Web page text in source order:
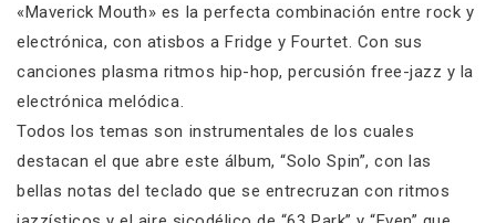
«Maverick Mouth» es la perfecta combinación entre rock y
electrónica, con atisbos a Fridge y Fourtet. Con sus
canciones plasma ritmos hip-hop, percusión free-jazz y la
electrónica melódica.
Todos los temas son instrumentales de los cuales
destacan el que abre este álbum, “Solo Spin”, con las
bellas notas del teclado que se entrecruzan con ritmos